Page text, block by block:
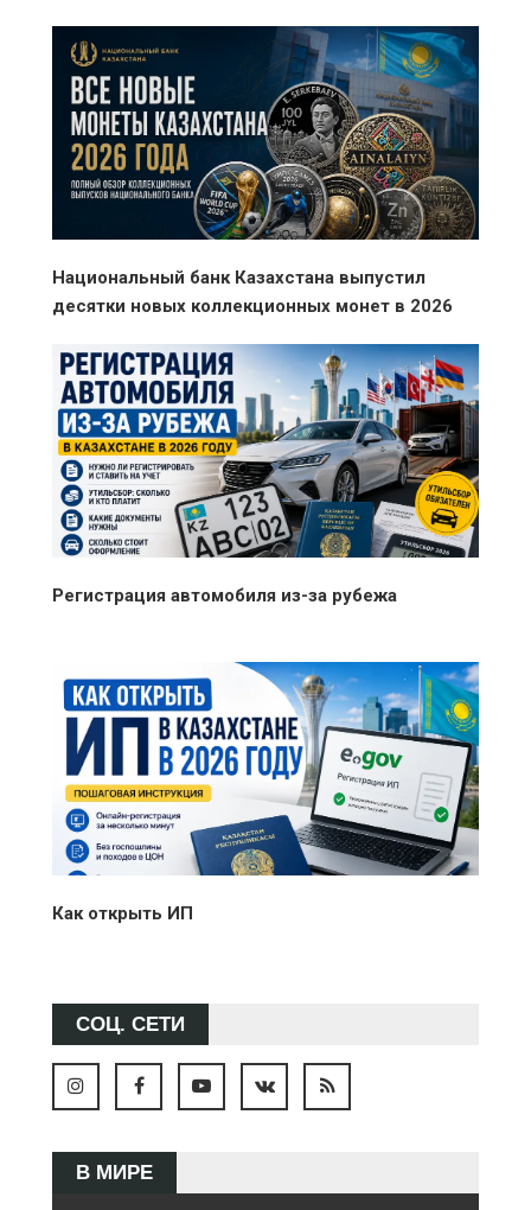
Национальный банк Казахстана выпустил
десятки новых коллекционных монет в 2026
Регистрация автомобиля из-за рубежа
Как открыть ИП
СОЦ. СЕТИ
В МИРЕ